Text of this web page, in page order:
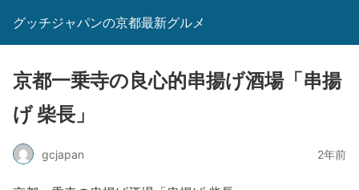
グッチジャパンの京都最新グルメ
京都一乗寺の良心的串揚げ酒場「串揚
げ 柴長」
gcjapan 2年前